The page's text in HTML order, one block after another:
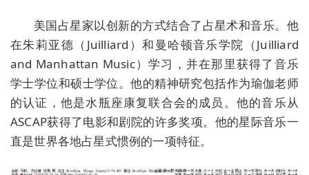
美国占星家以创新的方式结合了占星术和音乐。他
在朱莉亚德（Juilliard）和曼哈顿音乐学院（Juilliard
and Manhattan Music）学习，并在那里获得了音乐
学士学位和硕士学位。他的精神研究包括作为瑜伽老师
的认证，他是水瓶座康复联合会的成员。他的音乐从
ASCAP获得了电影和剧院的许多奖项。他的星际音乐一
直是世界各地占星式惯例的一项特征。